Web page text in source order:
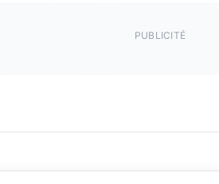
PUBLICITÉ